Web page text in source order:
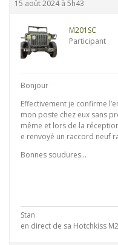
15 août 2024 à 5h43
M201SC
Participant
Bonjour
Effectivement je confirme
mon poste chez eux sans
même et lors de la
e renvoyé un raccord neuf
Bonnes soudures…
Stan
en direct de sa Hotchkiss